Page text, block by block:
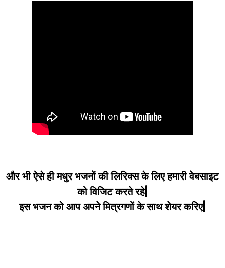
और भी ऐसे ही मधुर भजनों की लिरिक्स के लिए हमारी वेबसाइट
को विजिट करते रहे|
इस भजन को आप अपने मित्रगणों के साथ शेयर करिए|